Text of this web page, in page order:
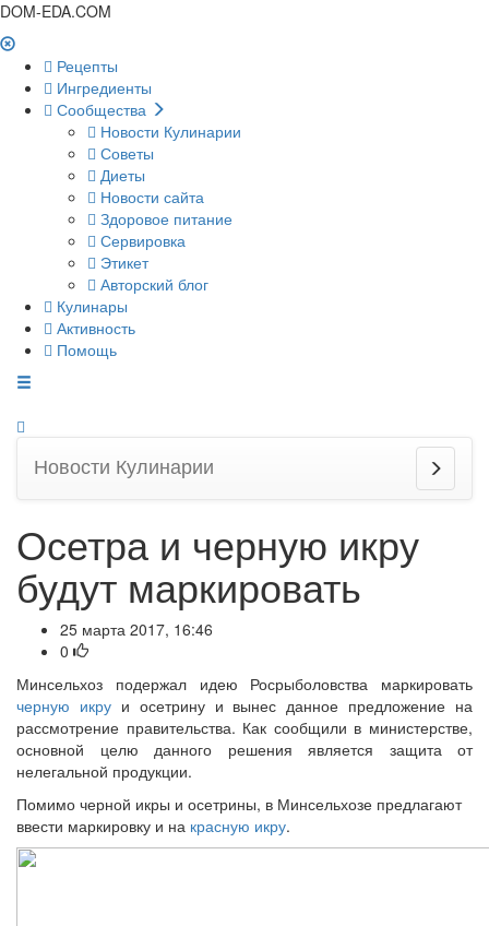
DOM-EDA.COM
Рецепты
Ингредиенты
Сообщества
Новости Кулинарии
Советы
Диеты
Новости сайта
Здоровое питание
Сервировка
Этикет
Авторский блог
Кулинары
Активность
Помощь
Новости Кулинарии
Осетра и черную икру
будут маркировать
25 марта 2017, 16:46
0
Минсельхоз подержал идею Росрыболовства маркировать
черную икруи осетрину и вынес данное предложение на
рассмотрение правительства. Как сообщили в министерстве,
основной целю данного решения является защита от
нелегальной продукции.
Помимо черной икры и осетрины, в Минсельхозе предлагают
ввести маркировку и на красную икру.